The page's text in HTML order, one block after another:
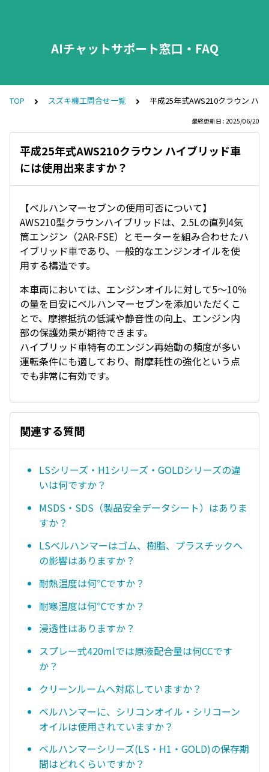
AIチャットサポート窓口・FAQ
TOP スズキ機工問合せ一覧 平成25年式AWS210クラウン ハ
最終更新日 : 2025/06/20
平成25年式AWS210クラウン ハイブリッド車
には使用出来ますか？
【ベルハンマーセブンの使用可否について】
AWS210型クラウンハイブリッドは、2.5Lの直列4気
筒エンジン（2AR-FSE）とモーターを組み合わせたハ
イブリッド車であり、一般的なエンジンオイルを使
用する構造です。
本車両においては、エンジンオイルに対して5〜10％
の量を目安にベルハンマーセブンを添加いただくこ
とで、摩擦抵抗の低減や静音性の向上、エンジン内
部の保護効果が期待できます。
ハイブリッド車特有のエンジン再始動の頻度が多い
運転条件にも適しており、耐摩耗性の強化という点
でも非常に有効です。
関連する質問
LSシリーズ・H1シリーズ・GOLDシリーズの違
いは何ですか？
MSDS・SDS（製品安全データシート）はありま
すか？
LSベルハンマーはゴム、樹脂、プラスチックへ
の影響はありますか？
耐熱温度は何℃ですか？
耐寒温度は何℃ですか？
浸透性はありますか？
スプレー式420mlでは原液配合量は何CCです
か？
クリーンルームへ対応していますか？
ベルハンマーに、シリコンオイル・シリコーン
オイルは使用されていますか？
ベルハンマーシリーズ(LS・H1・GOLD)の保存期
間はどれくらいですか？